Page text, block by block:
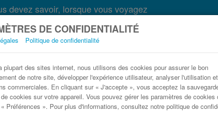
DE CONFIDENTIALITÉ
Politique de confidentialité
plupart des sites internet, nous utilisons des cookies pour assurer le bon
de notre site, développer l'expérience utilisateur, analyser l'utilisation
commerciales. En cliquant sur « J'accepte », vous acceptez la
cookies sur votre appareil. Vous pouvez gérer les paramètres de cookies
Préférences ». Pour plus d'informations, consultez notre politique de
devez savoir, lorsque vous voyagez
de Bordeaux-Mérignac (BOD) Nantes
Trouvez votre billet de bus moins cher